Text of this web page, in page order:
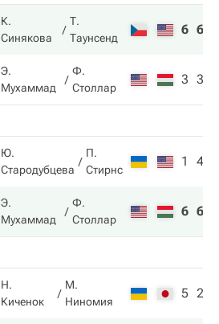
К.
Синякова
Т.
Таунсенд
6 6
Э.
Мухаммад
Ф.
Столлар
3 3
Ю.
Стародубцева
П.
Стирнс
1 4
Э.
Мухаммад
Ф.
Столлар
6 6
Н.
Киченок
М.
Ниномия
5 2